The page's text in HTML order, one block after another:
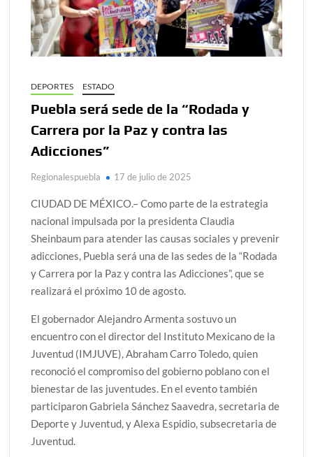
DEPORTES ESTADO
Puebla será sede de la “Rodada y
Carrera por la Paz y contra las
Adicciones”
Regionalespuebla 17 de julio de 2025
CIUDAD DE MÉXICO.– Como parte de la estrategia
nacional impulsada por la presidenta Claudia
Sheinbaum para atender las causas sociales y prevenir
adicciones, Puebla será una de las sedes de la “Rodada
y Carrera por la Paz y contra las Adicciones”, que se
realizará el próximo 10 de agosto.
El gobernador Alejandro Armenta sostuvo un
encuentro con el director del Instituto Mexicano de la
Juventud (IMJUVE), Abraham Carro Toledo, quien
reconoció el compromiso del gobierno poblano con el
bienestar de las juventudes. En el evento también
participaron Gabriela Sánchez Saavedra, secretaria de
Deporte y Juventud, y Alexa Espidio, subsecretaria de
Juventud.